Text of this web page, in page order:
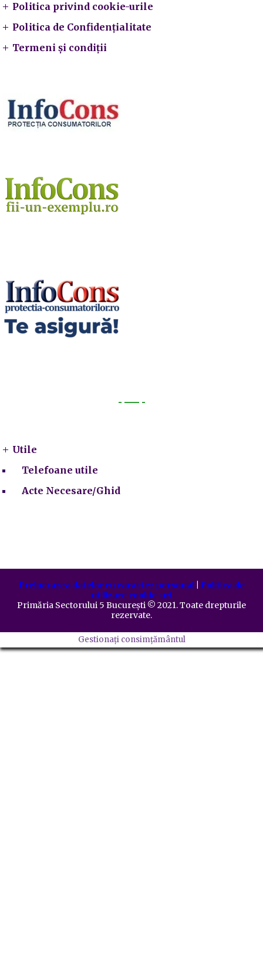
Politica privind cookie-urile
Politica de Confidențialitate
Termeni și condiții
Utile
Telefoane utile
Acte Necesare/Ghid
Prelucrarea datelor cu caracter personal| Politica de
utilizare cookie-uri
Primăria Sectorului 5 București ©️ 2021. Toate drepturile
rezervate.
Gestionați consimțământul